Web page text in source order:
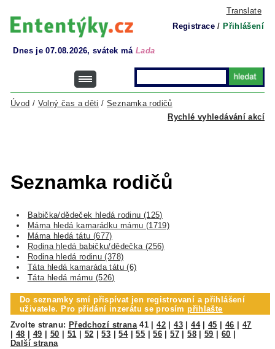
Translate
Registrace / Přihlášení
Dnes je 07.08.2026, svátek má Lada
Rychlé vyhledávání akcí
Úvod / Volný čas a děti /Seznamka rodičů
Seznamka rodičů
Babička/dědeček hledá rodinu (125)
Máma hledá kamarádku mámu (1719)
Máma hledá tátu (677)
Rodina hledá babičku/dědečka (256)
Rodina hledá rodinu (378)
Táta hledá kamaráda tátu (6)
Táta hledá mámu (526)
Do seznamky smí přispívat jen registrovaní a přihlášení
uživatele. Pro přidání inzerátu se prosímpřihlašte
Zvolte stranu: Předchozí strana 41 |42 |43|44|45 46
47
48 49 50 51 52 |53 |54|55 |56 |57 |58|59 |60
Další strana